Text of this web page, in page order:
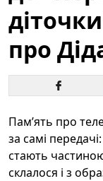
про
Пам’ять про
за самі
стають
склалося і з